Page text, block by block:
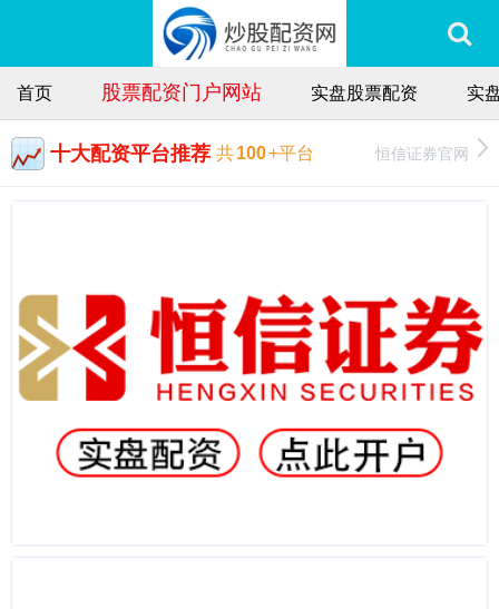
首页 股票配资门户网站 实盘股票配资 实
十大配资平台推荐 共100+平台 恒信证券官网